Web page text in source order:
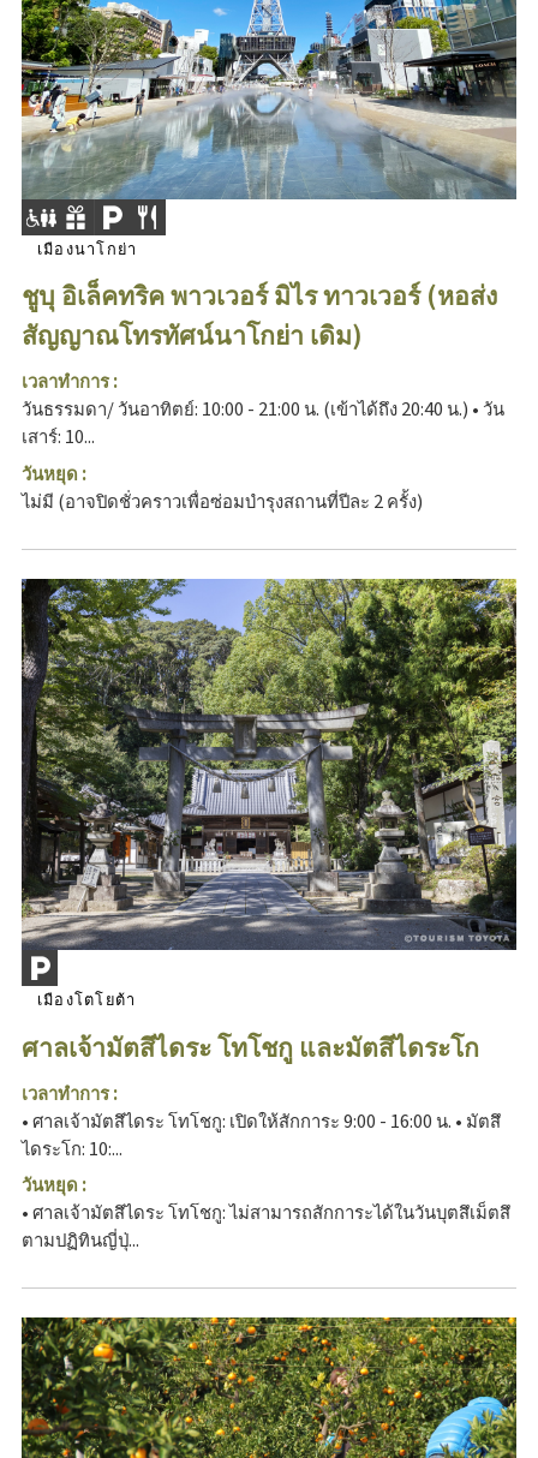
เมืองนาโกย่า
ชูบุ อิเล็คทริค พาวเวอร์ มิไร ทาวเวอร์ (หอส่ง
สัญญาณโทรทัศน์นาโกย่า เดิม)
เวลาทำการ :
วันธรรมดา/ วันอาทิตย์: 10:00 - 21:00 น. (เข้าได้ถึง 20:40 น.) • วัน
เสาร์: 10...
วันหยุด :
ไม่มี (อาจปิดชั่วคราวเพื่อซ่อมบำรุงสถานที่ปีละ 2 ครั้ง)
เมืองโตโยต้า
ศาลเจ้ามัตสึไดระ โทโชกู และมัตสึไดระโก
เวลาทำการ :
• ศาลเจ้ามัตสึไดระ โทโชกู: เปิดให้สักการะ 9:00 - 16:00 น. • มัตสึ
ไดระโก: 10:...
วันหยุด :
• ศาลเจ้ามัตสึไดระ โทโชกู: ไม่สามารถสักการะได้ในวันบุตสึเม็ตสึ
ตามปฏิทินญี่ปุ่...